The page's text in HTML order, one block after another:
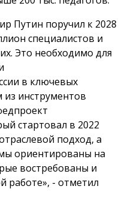
Путин поручил к 2028
специалистов и
Это необходимо для
в ключевых
инструментов
стартовал в 2022
подход, а
ориентированы на
востребованы и
работе», - отметил